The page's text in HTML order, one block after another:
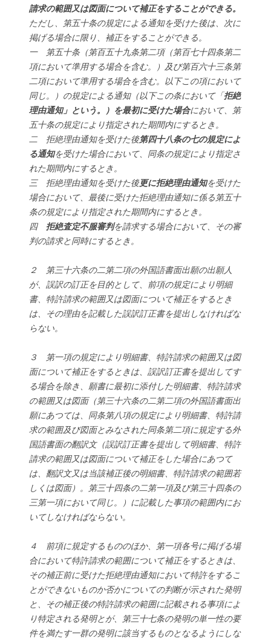
請求の範囲又は図面について補正をすることができる。
ただし、第五十条の規定による通知を受けた後は、次に
掲げる場合に限り、補正をすることができる。
一 第五十条（第百五十九条第二項（第百七十四条第二
項において準用する場合を含む。）及び第百六十三条第
二項において準用する場合を含む。以下この項において
同じ。）の規定による通知（以下この条において「拒絶
理由通知」という。）を最初に受けた場合において、第
五十条の規定により指定された期間内にするとき。
二 拒絶理由通知を受けた後第四十八条の七の規定によ
る通知を受けた場合において、同条の規定により指定さ
れた期間内にするとき。
三 拒絶理由通知を受けた後更に拒絶理由通知を受けた
場合において、最後に受けた拒絶理由通知に係る第五十
条の規定により指定された期間内にするとき。
四 拒絶査定不服審判を請求する場合において、その審
判の請求と同時にするとき。
２ 第三十六条の二第二項の外国語書面出願の出願人
が、誤訳の訂正を目的として、前項の規定により明細
書、特許請求の範囲又は図面について補正をするとき
は、その理由を記載した誤訳訂正書を提出しなければな
らない。
３ 第一項の規定により明細書、特許請求の範囲又は図
面について補正をするときは、誤訳訂正書を提出してす
る場合を除き、願書に最初に添付した明細書、特許請求
の範囲又は図面（第三十六条の二第二項の外国語書面出
願にあつては、同条第八項の規定により明細書、特許請
求の範囲及び図面とみなされた同条第二項に規定する外
国語書面の翻訳文（誤訳訂正書を提出して明細書、特許
請求の範囲又は図面について補正をした場合にあつて
は、翻訳文又は当該補正後の明細書、特許請求の範囲若
しくは図面）。第三十四条の二第一項及び第三十四条の
三第一項において同じ。）に記載した事項の範囲内にお
いてしなければならない。
４ 前項に規定するもののほか、第一項各号に掲げる場
合において特許請求の範囲について補正をするときは、
その補正前に受けた拒絶理由通知において特許をするこ
とができないものか否かについての判断が示された発明
と、その補正後の特許請求の範囲に記載される事項によ
り特定される発明とが、第三十七条の発明の単一性の要
件を満たす一群の発明に該当するものとなるようにしな